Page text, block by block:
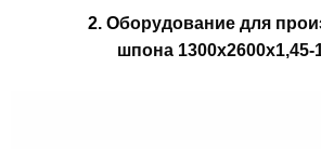
2. Оборудование для
шпона 1300х2600х